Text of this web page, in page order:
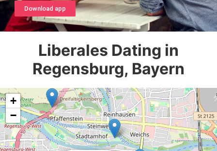
Download app
Liberales Dating in
Regensburg, Bayern
+
−